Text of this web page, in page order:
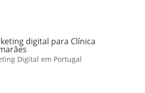
digital para Clínica
Digital em Portugal